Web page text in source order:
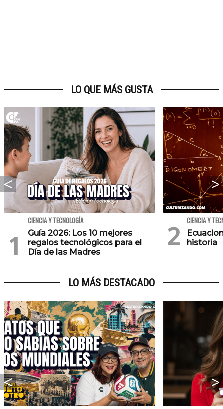
LO QUE MÁS GUSTA
CIENCIA Y TECNOLOGÍA
Guía 2026: Los 10 mejores
regalos tecnológicos para el
Día de las Madres
CIENCIA Y
historia
LO MÁS DESTACADO